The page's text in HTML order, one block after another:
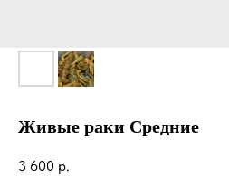
Живые раки Средние
3 600 р.